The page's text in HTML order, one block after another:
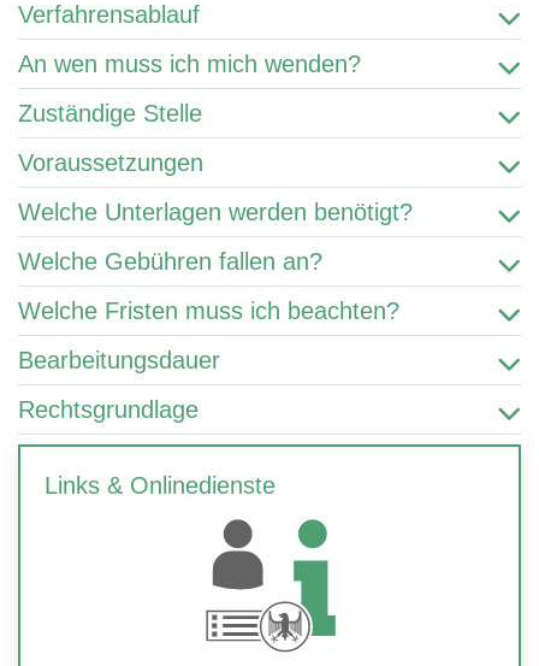
Verfahrensablauf
An wen muss ich mich wenden?
Zuständige Stelle
Voraussetzungen
Welche Unterlagen werden benötigt?
Welche Gebühren fallen an?
Welche Fristen muss ich beachten?
Bearbeitungsdauer
Rechtsgrundlage
Links & Onlinedienste